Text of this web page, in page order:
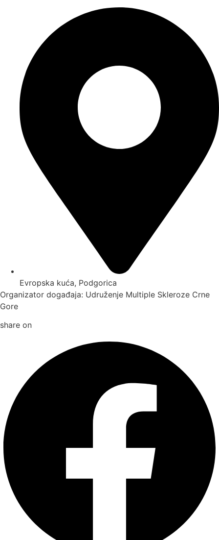
Evropska kuća, Podgorica
Organizator događaja: Udruženje Multiple Skleroze Crne
Gore
share on